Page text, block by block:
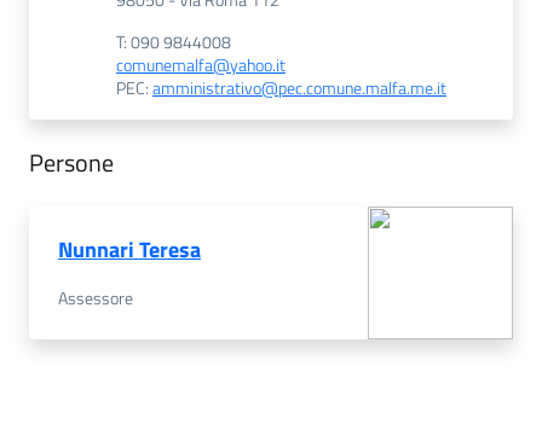
T: 090 9844008
comunemalfa@yahoo.it
PEC:amministrativo@pec.comune.malfa.me.it
Persone
Nunnari Teresa
Assessore